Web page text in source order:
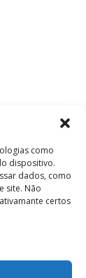
como
dispositivo.
dados, como
site. Não
certos